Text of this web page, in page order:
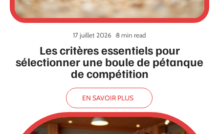
Les critères essentiels pour
sélectionner une boule de pétanque
de compétition
17 juillet 2026 8 min read
EN SAVOIR PLUS